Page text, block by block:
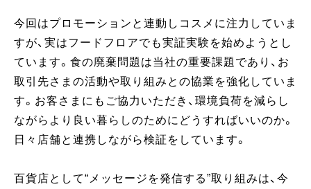
今回はプロモーションと連動しコスメに注力していま
すが、実はフードフロアでも実証実験を始めようとし
ています。食の廃棄問題は当社の重要課題であり、お
取引先さまの活動や取り組みとの協業を強化していま
す。お客さまにもご協力いただき、環境負荷を減らし
ながらより良い暮らしのためにどうすればいいのか。
日々店舗と連携しながら検証をしています。
百貨店として“メッセージを発信する”取り組みは、今